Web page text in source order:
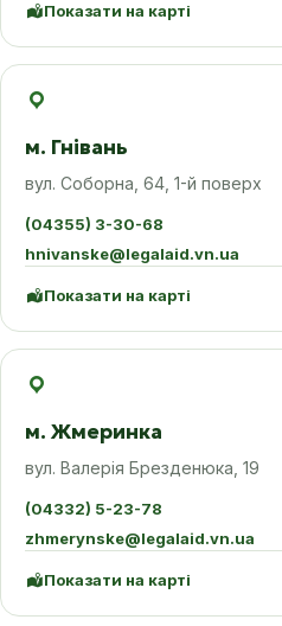
Показати на карті
м. Гнівань
вул. Соборна, 64, 1-й поверх
(04355) 3-30-68
hnivanske@legalaid.vn.ua
Показати на карті
м. Жмеринка
вул. Валерія Брезденюка, 19
(04332) 5-23-78
zhmerynske@legalaid.vn.ua
Показати на карті